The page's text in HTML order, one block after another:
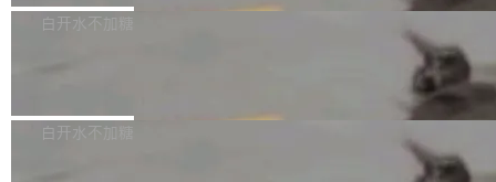
自研的多个文生3D和...
整性保护。效果是：吞吐量提升 41%，每 token
让语音识别不再只是听清，而是真正听懂。通过
w 不要求标准普通话，方言识别覆盖粤语、吴语
新和少量网页兼容性修复版本。 Changes/fixe
容提供的字体时出现的几个问题 为避免音频加
白开水不加糖
发布的 Release Notes，他利用 AI 工具（如 Co
白开水不加糖